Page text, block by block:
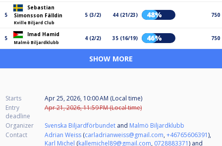
5
Sebastian
Simonsson Fälldin
Kville Biljard Club
5 (3/2) 44 (21/23) 48% 750
5
Imad Hamid
Malmö Biljardklubb
4 (2/2) 35 (16/19) 46% 750
SHOW MORE
Starts
Apr 25, 2026, 10:00 AM (Local time)
Entry
deadline
Apr 21, 2026, 11:59 PM (Local time)
Organizer Svenska Biljardförbundet and Malmö Biljardklubb
Contact
Adrian Weiss (carladrianweiss@gmail.com,+46765606391),
Karl Michel (kallemichel89@gmail.com, 0728883371) and